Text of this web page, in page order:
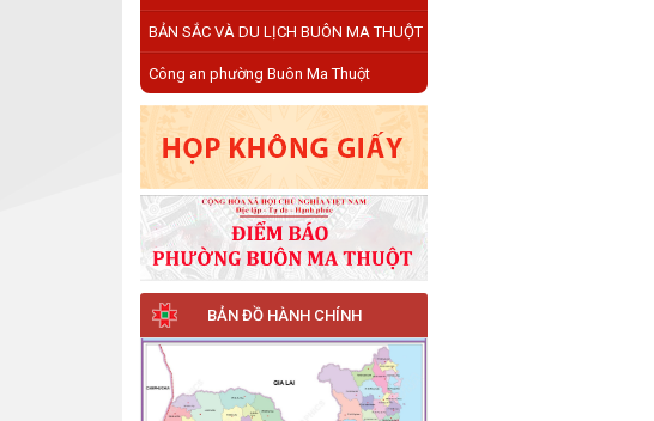
BẢN SẮC VÀ DU LỊCH BUÔN MA THUỘT
Công an phường Buôn Ma Thuột
BẢN ĐỒ HÀNH CHÍNH